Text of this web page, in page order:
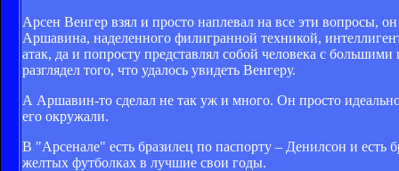
Арсен Венгер взял и просто наплевал на все эти вопросы,
Аршавина, наделенного филигранной техникой,
атак, да и попросту представлял собой человека с
разглядел того, что удалось увидеть Венгеру.
А Аршавин-то сделал не так уж и много. Он просто
его окружали.
В "Арсенале" есть бразилец по паспорту – Денилсон и
желтых футболках в лучшие свои годы.